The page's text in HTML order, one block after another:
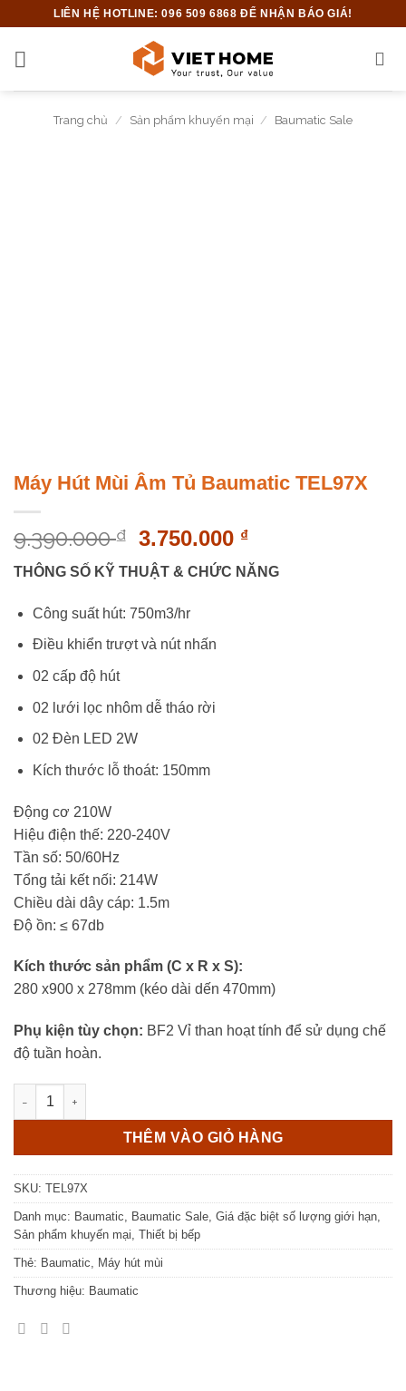
nội
LIÊN HỆ HOTLINE: 096 509 6868 ĐỂ NHẬN BÁO GIÁ!
Trang chủ / Sản phẩm khuyến mại / Baumatic Sale
Máy Hút Mùi Âm Tủ Baumatic TEL97X
9.390.000₫
Giá
gốc
là:
9.390.000 ₫.
3.750.000 ₫Giá
hiện
tại
THÔNG SỐ KỸ THUẬT & CHỨC NĂNG
Công suất hút: 750m3/hr
Điều khiển trượt và nút nhấn
02 cấp độ hút
02 lưới lọc nhôm dễ tháo rời
02 Đèn LED 2W
Kích thước lỗ thoát: 150mm
Động cơ 210W
Hiệu điện thế: 220-240V
Tần số: 50/60Hz
Tổng tải kết nối: 214W
Chiều dài dây cáp: 1.5m
Độ ồn: ≤ 67db
Kích thước sản phẩm (C x R x S):
280 x900 x 278mm (kéo dài dến 470mm)
Phụ kiện tùy chọn: BF2 Vỉ than hoạt tính để sử dụng chế
độ tuần hoàn.
Máy Hút Mùi Âm Tủ Baumatic TEL97X số lượng
THÊM VÀO GIỎ HÀNG
SKU: TEL97X
Danh mục: Baumatic Baumatic Sale Giá đặc biệt số lượng giới hạn
Sản phẩm khuyến mại Thiết bị bếp
Thẻ: Baumatic Máy hút mùi
Thương hiệu: Baumatic